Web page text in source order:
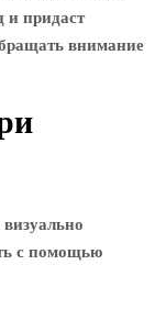
и придаст
внимание
с помощью